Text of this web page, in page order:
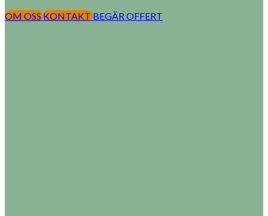
OM OSS KONTAKT BEGÄR OFFERT